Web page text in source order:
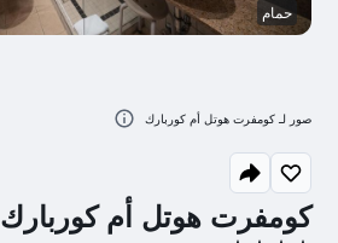
كومفرت هوتل أم كوربارك
حمام
صور لـ كومفرت هوتل أم كوربارك